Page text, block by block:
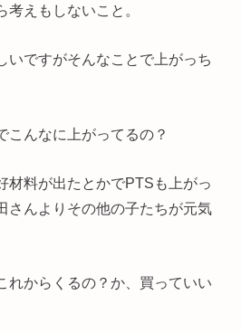
考えもしないこと。
いですがそんなことで上がっち
こんなに上がってるの？
材料が出たとかでPTSも上がっ
さんよりその他の子たちが元気
れからくるの？か、買っていい